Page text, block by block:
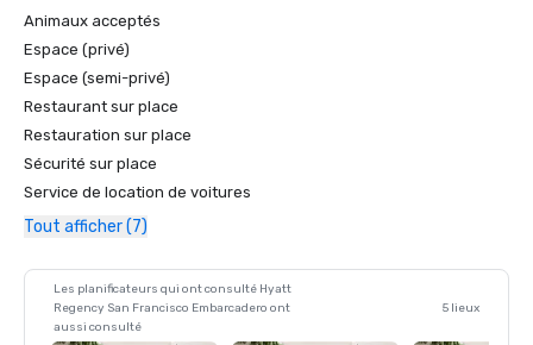
Animaux acceptés
Espace (privé)
Espace (semi-privé)
Restaurant sur place
Restauration sur place
Sécurité sur place
Service de location de voitures
Tout afficher (7)
Les planificateurs qui ont consulté Hyatt
Regency San Francisco Embarcadero ont
aussi consulté
5 lieux